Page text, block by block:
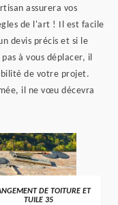
assurera vos
de l'art ! Il est facile
devis précis et si le
à vous déplacer, il
de votre projet.
il ne vœu décevra
DE TOITURE ET
TUILE 35